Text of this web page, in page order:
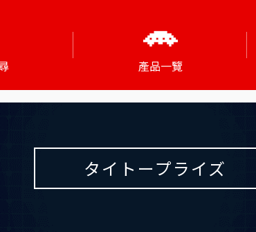
產品一覽
タイトープライズ